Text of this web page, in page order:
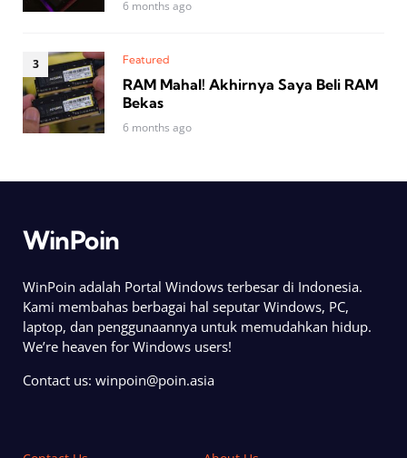
6 months ago
Featured
RAM Mahal! Akhirnya Saya Beli RAM
Bekas
6 months ago
WinPoin
WinPoin adalah Portal Windows terbesar di Indonesia.
Kami membahas berbagai hal seputar Windows, PC,
laptop, dan penggunaannya untuk memudahkan hidup.
We’re heaven for Windows users!
Contact us: winpoin@poin.asia